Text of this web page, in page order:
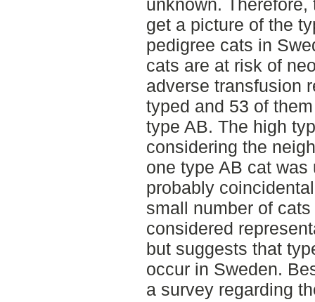
unknown.
get a picture of the
pedigree cats in
cats are at risk of
adverse transfusion
typed and 53 of
type AB. The high
considering the
one type AB cat
probably
small number of
considered
but suggests that
occur in Sweden.
a survey regarding